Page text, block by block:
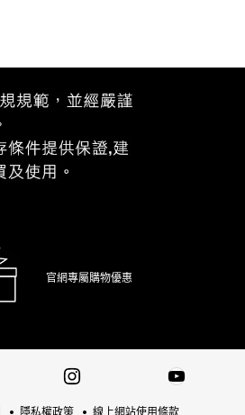
官網專屬購物優惠
隱私權政策 線上網站使用條款